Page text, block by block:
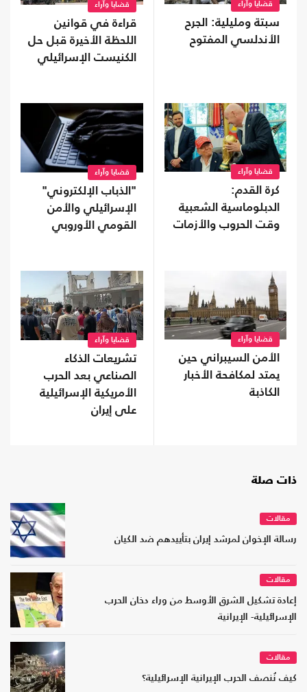
قضايا وآراء
سبتة ومليلية: الجرح
الأندلسي المفتوح
قضايا وآراء
قراءة في قوانين
اللحظة الأخيرة قبل حل
الكنيست الإسرائيلي
قضايا وآراء
كرة القدم:
الدبلوماسية الشعبية
وقت الحروب والأزمات
قضايا وآراء
"الذباب الإلكتروني"
الإسرائيلي والأمن
القومي الأوروبي
قضايا وآراء
الأمن السيبراني حين
يمتد لمكافحة الأخبار
الكاذبة
قضايا وآراء
تشريعات الذكاء
الصناعي بعد الحرب
الأمريكية الإسرائيلية
على إيران
ذات صلة
مقالات
رسالة الإخوان لمرشد إيران بتأييدهم ضد الكيان
مقالات
إعادة تشكيل الشرق الأوسط من وراء دخان الحرب
الإسرائيلية- الإيرانية
مقالات
كيف نُنصف الحرب الإيرانية الإسرائيلية؟